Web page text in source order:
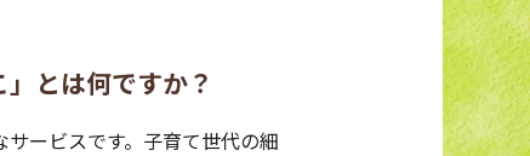
とは何ですか？
ービスです。子育て世代の細